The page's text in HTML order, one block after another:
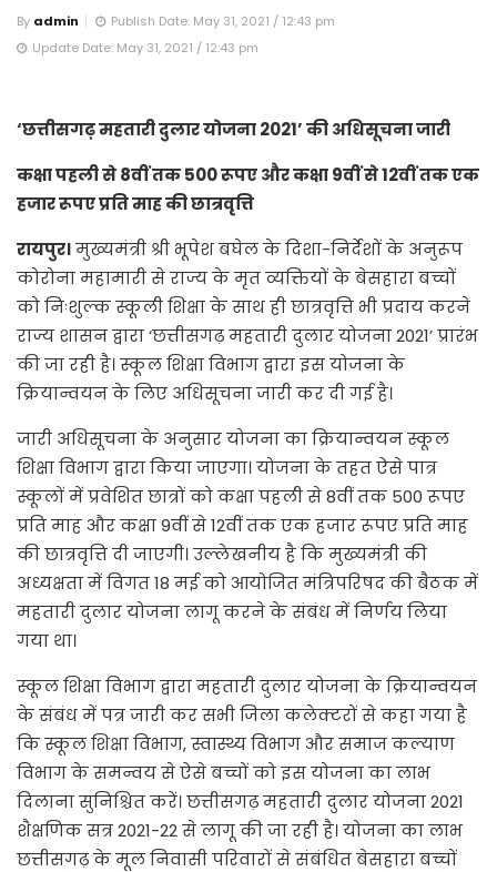
By admin
Publish Date: May 31, 2021 / 12:43 pm
Update Date: May 31, 2021 / 12:43 pm
‘छत्तीसगढ़ महतारी दुलार योजना 2021’ की अधिसूचना जारी
कक्षा पहली से 8वीं तक 500 रूपए और कक्षा 9वीं से 12वीं तक एक
हजार रूपए प्रति माह की छात्रवृत्ति
रायपुर।मुख्यमंत्री श्री भूपेश बघेल के दिशा-निर्देशों के अनुरूप
कोरोना महामारी से राज्य के मृत व्यक्तियों के बेसहारा बच्चों
को निःशुल्क स्कूली शिक्षा के साथ ही छात्रवृत्ति भी प्रदाय करने
राज्य शासन द्वारा ‘छत्तीसगढ़ महतारी दुलार योजना 2021’ प्रारंभ
की जा रही है। स्कूल शिक्षा विभाग द्वारा इस योजना के
क्रियान्वयन के लिए अधिसूचना जारी कर दी गई है।
जारी अधिसूचना के अनुसार योजना का क्रियान्वयन स्कूल
शिक्षा विभाग द्वारा किया जाएगा। योजना के तहत ऐसे पात्र
स्कूलों में प्रवेशित छात्रों को कक्षा पहली से 8वीं तक 500 रूपए
प्रति माह और कक्षा 9वीं से 12वीं तक एक हजार रूपए प्रति माह
की छात्रवृत्ति दी जाएगी। उल्लेखनीय है कि मुख्यमंत्री की
अध्यक्षता में विगत 18 मई को आयोजित मंत्रिपरिषद की बैठक में
महतारी दुलार योजना लागू करने के संबंध में निर्णय लिया
गया था।
स्कूल शिक्षा विभाग द्वारा महतारी दुलार योजना के क्रियान्वयन
के संबंध में पत्र जारी कर सभी जिला कलेक्टरों से कहा गया है
कि स्कूल शिक्षा विभाग, स्वास्थ्य विभाग और समाज कल्याण
विभाग के समन्वय से ऐसे बच्चों को इस योजना का लाभ
दिलाना सुनिश्चित करें। छत्तीसगढ़ महतारी दुलार योजना 2021
शैक्षणिक सत्र 2021-22 से लागू की जा रही है। योजना का लाभ
छत्तीसगढ़ के मूल निवासी परिवारों से संबंधित बेसहारा बच्चों